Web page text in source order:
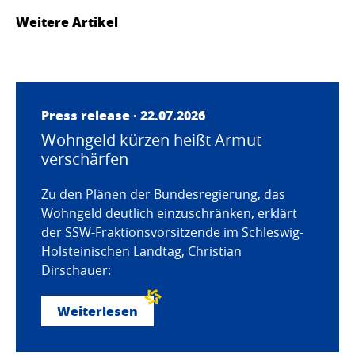
Weitere Artikel
Press release · 22.07.2026
Wohngeld kürzen heißt Armut
verschärfen
Zu den Plänen der Bundesregierung, das
Wohngeld deutlich einzuschränken, erklärt
der SSW-Fraktionsvorsitzende im Schleswig-
Holsteinischen Landtag, Christian
Dirschauer:
Weiterlesen